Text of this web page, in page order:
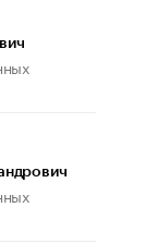
значат для